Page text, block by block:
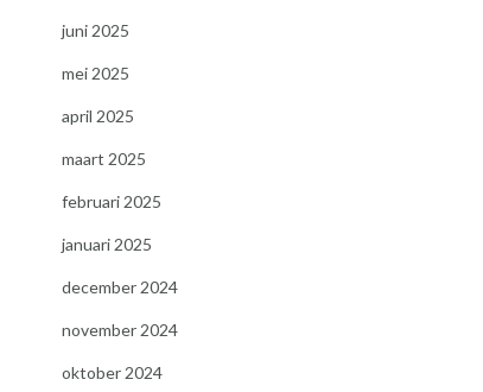
juni 2025
mei 2025
april 2025
maart 2025
februari 2025
januari 2025
december 2024
november 2024
oktober 2024